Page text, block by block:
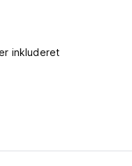
inkluderet